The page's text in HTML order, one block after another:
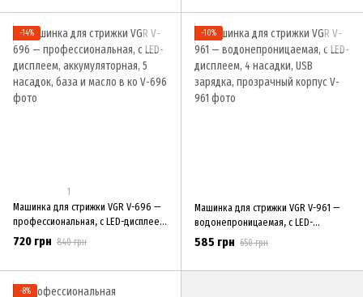
−14%
1
Машинка для стрижки VGR V-696 —
профессиональная, с LED-дисплеем,
аккумуляторная, 5 насадок, база и
масло в ко
720 грн 840 грн
−10%
Машинка для стрижки VGR V-961 —
водонепроницаемая, с LED-
дисплеем, 4 насадки, USB зарядка,
прозрачный корпус
585 грн 650 грн
−8%